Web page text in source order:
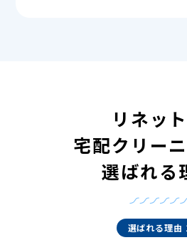
リネッ
宅配クリー
選ばれる
選ばれる理由